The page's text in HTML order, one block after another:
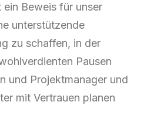
Beweis für unser
unterstützende
zu schaffen, in der
Pausen
und Projektmanager und
mit Vertrauen planen